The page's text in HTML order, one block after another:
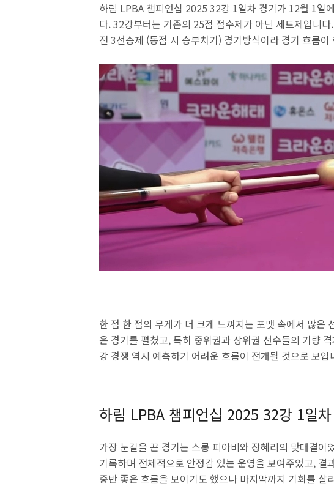
하림 LPBA 챔피언십 2025 32강 1일차 경기가 12월 1일
다. 32강부터는 기존의 25점 점수제가 아닌 세트제입니
전 3선승제 (동점 시 승부치기) 경기방식이라 경기 흐름
한 점 한 점의 무게가 더 크게 느껴지는 포맷 속에서 많은
은 경기를 펼쳤고, 특히 중위권과 상위권 선수들의 기량
강 경쟁 역시 예측하기 어려운 흐름이 전개될 것으로 보입
하림 LPBA 챔피언십 2025 32강 1일
가장 눈길을 끈 경기는 스롱 피아비와 장혜리의 맞대결
기록하며 전체적으로 안정감 있는 운영을 보여주었고, 결
중반 좋은 흐름을 보이기도 했으나 마지막까지 기회를 살